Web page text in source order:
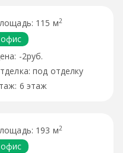
115 м2
офис
-2руб.
под отделку
6 этаж
193 м2
офис